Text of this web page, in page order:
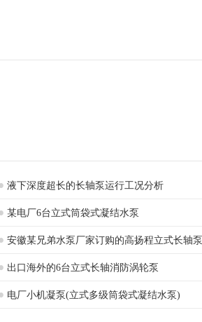
液下深度超长的长轴泵运行工况分析
某电厂6台立式筒袋式凝结水泵
安徽某兄弟水泵厂家订购的高扬程立式长轴泵
出口海外的6台立式长轴消防涡轮泵
电厂小机凝泵(立式多级筒袋式凝结水泵)